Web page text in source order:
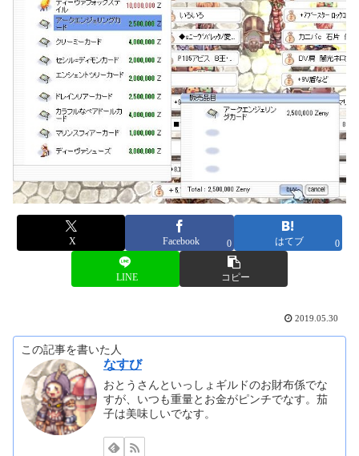
X Facebook 0 はてブ 0
LINE コピー
2019.05.30
この記事を書いた人
なすび
おとうさんといっしょギルドのお財布係でな
すが、いつも重量とお金がピンチでなす。茄
子は美味しいでなす。